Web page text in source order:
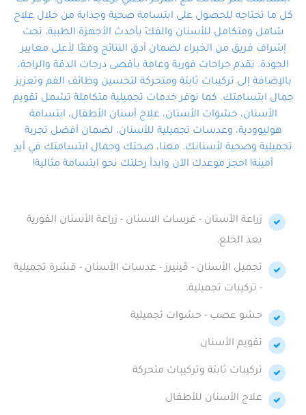
المتخصص ذوي الخبرة، ستجد نفسك
في أيد أمينة تلبي احتياجاتك بكل
احترافية ودقة.
كل ما تحتاجه للحصول على ابتسامة صحية وجذابة من خلال علاج
شامل ومتكامل للأسنان والفكّ بأحدث الأجهزة الطبية، تحت
إشراف فريق من الخبراء لضمان أدق النتائج وفقًا لأعلى معايير
الجودة. نقدم جراحات فورية وعامة بأقصى درجات الدقة والراحة،
بالإضافة إلى تركيبات ثابتة ومتحركة لتحسين وظائف الفم وتعزيز
جمال ابتسامتك. كما نوفر خدمات تجميلية متكاملة تشمل تقويم
الأسنان، حشوات الأسنان، علاج أسنان الأطفال، ابتسامة
هوليوودية، وعدسات تجميلية للأسنان، لضمان أفضل تجربة
تجميلية وصحية لأسنانك. معنا، صحتك وجمال ابتسامتك في أيدٍ
أمينة! احجز موعدك الآن وابدأ رحلتك نحو ابتسامة مثالية!
زراعة الأسنان - غرسات الاسنان - زراعة الأسنان الفورية
بعد الخلع.
تجميل الأسنان - ڤينيرز - عدسات الأسنان - قشرة تجميلية
- تركيبات تجميلية.
حشو عصب - حشوات تجميلية
تقويم الأسنان
تركيبات ثابتة وتركيبات متحركة
علاج الأسنان للأطفال